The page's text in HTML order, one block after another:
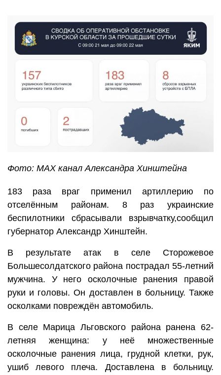
Фото: МАХ канал Александра Хинштейна
183 раза враг применил артиллерию по
отселённым районам. 8 раз украинские
беспилотники сбрасывали взрывчатку,сообщил
губернатор Александр Хинштейн.
В результате атак в селе Сторожевое
Большесолдатского района пострадал 55-летний
мужчина. У него осколочные ранения правой
руки и головы. Он доставлен в больницу. Также
осколками повреждён автомобиль.
В селе Марица Льговского района ранена 62-
летняя женщина: у неё множественные
осколочные ранения лица, грудной клетки, рук,
ушиб левого плеча. Доставлена в больницу.